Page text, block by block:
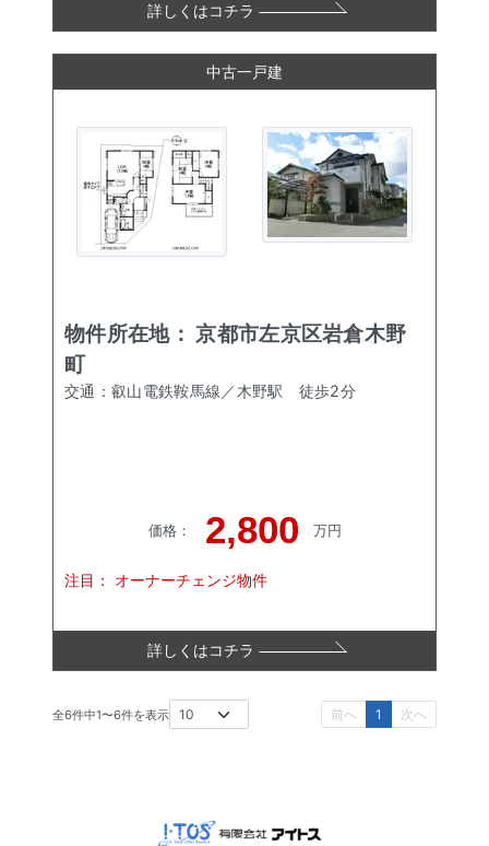
詳しくはコチラ
中古一戸建
物件所在地：京都市左京区岩倉木野
町
交通： 叡山電鉄鞍馬線／木野駅 徒歩2分
価格： 2,800 万円
注目： オーナーチェンジ物件
詳しくはコチラ
全6件中1〜6件を表示 前へ 1 次へ